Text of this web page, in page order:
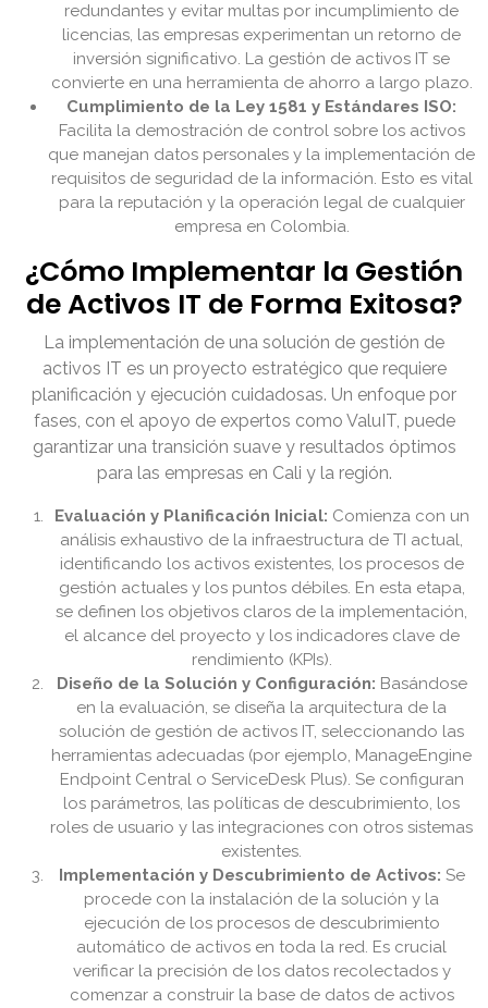
redundantes y evitar multas por incumplimiento de
licencias, las empresas experimentan un retorno de
inversión significativo. La gestión de activos IT se
convierte en una herramienta de ahorro a largo plazo.
Cumplimiento de la Ley 1581 y Estándares ISO:
Facilita la demostración de control sobre los activos
que manejan datos personales y la implementación de
requisitos de seguridad de la información. Esto es vital
para la reputación y la operación legal de cualquier
empresa en Colombia.
¿Cómo Implementar la Gestión
de Activos IT de Forma Exitosa?
La implementación de una solución de gestión de
activos IT es un proyecto estratégico que requiere
planificación y ejecución cuidadosas. Un enfoque por
fases, con el apoyo de expertos como ValuIT, puede
garantizar una transición suave y resultados óptimos
para las empresas en Cali y la región.
Evaluación y Planificación Inicial: Comienza con un
análisis exhaustivo de la infraestructura de TI actual,
identificando los activos existentes, los procesos de
gestión actuales y los puntos débiles. En esta etapa,
se definen los objetivos claros de la implementación,
el alcance del proyecto y los indicadores clave de
rendimiento (KPIs).
Diseño de la Solución y Configuración: Basándose
en la evaluación, se diseña la arquitectura de la
solución de gestión de activos IT, seleccionando las
herramientas adecuadas (por ejemplo, ManageEngine
Endpoint Central o ServiceDesk Plus). Se configuran
los parámetros, las políticas de descubrimiento, los
roles de usuario y las integraciones con otros sistemas
existentes.
Implementación y Descubrimiento de Activos: Se
procede con la instalación de la solución y la
ejecución de los procesos de descubrimiento
automático de activos en toda la red. Es crucial
verificar la precisión de los datos recolectados y
comenzar a construir la base de datos de activos